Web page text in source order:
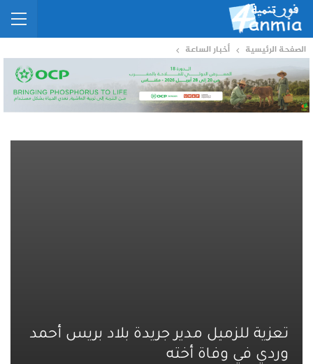
الصفحة الرئيسية أخبار الساعة
تعزية للزميل مدير جريدة بلاد بريس أحمد
وردي في وفاة أخته